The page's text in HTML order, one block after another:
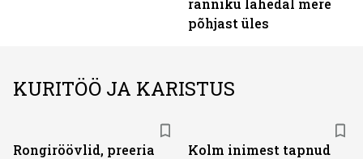
ranniku lähedal mere
põhjast üles
KURITÖÖ JA KARISTUS
Rongiröövlid, preeria
Kolm inimest tapnud